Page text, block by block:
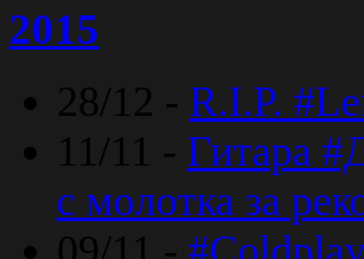
2015
28/12 - R.I.P.
11/11 - Гитара
с молотка за